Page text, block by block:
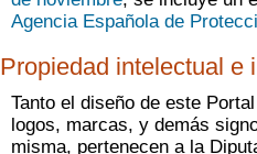
Agencia Española de
Propiedad intelectual e
Tanto el diseño de este
logos, marcas, y demás
misma, pertenecen a la